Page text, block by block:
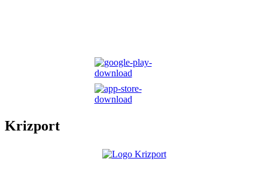
Krizport